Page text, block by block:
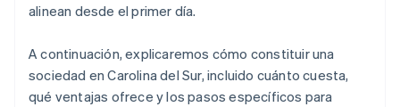
alinean desde el primer día.
A continuación, explicaremos cómo constituir una
sociedad en Carolina del Sur, incluido cuánto cuesta,
qué ventajas ofrece y los pasos específicos para